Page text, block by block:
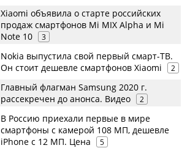
Xiaomi объявила о старте российских
продаж смартфонов Mi MIX Alpha и Mi
Note 10
3
Nokia выпустила свой первый смарт-ТВ.
Он стоит дешевле смартфонов Xiaomi
2
Главный флагман Samsung 2020 г.
рассекречен до анонса. Видео
2
В Россию приехали первые в мире
смартфоны с камерой 108 МП, дешевле
iPhone с 12 МП. Цена
5